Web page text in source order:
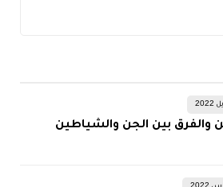
والفرق بين الجن والشياطين